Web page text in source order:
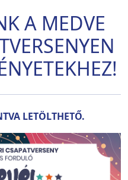
A MEDVE
LETÖLTHETŐ.